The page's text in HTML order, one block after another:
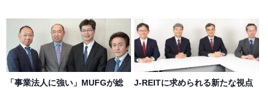
「事業法人に強い」MUFGが総
J-REITに求められる新たな視点